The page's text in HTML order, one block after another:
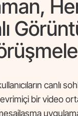
canlı
bir video